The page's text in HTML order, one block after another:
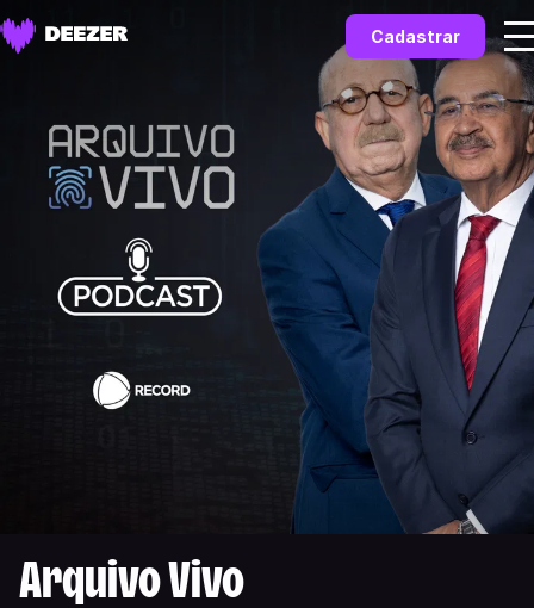
Cadastrar
Arquivo Vivo